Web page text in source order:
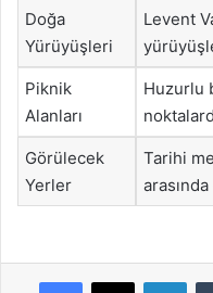
Doğa
Yürüyüşleri
Levent
Piknik
Alanları
Huzurlu
Görülecek
Yerler
Tarihi
Facebook
X